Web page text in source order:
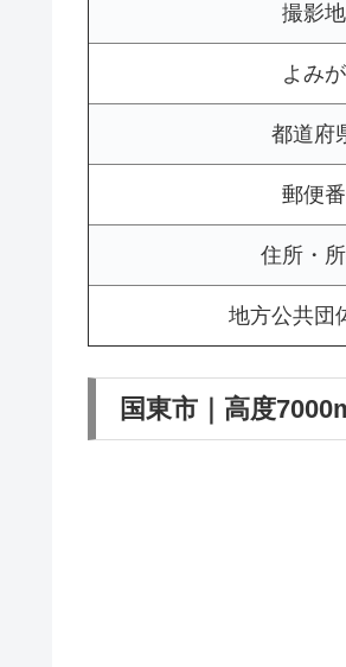
撮影
よみ
都道府
郵便
住所・
地方公共団
国東市｜高度